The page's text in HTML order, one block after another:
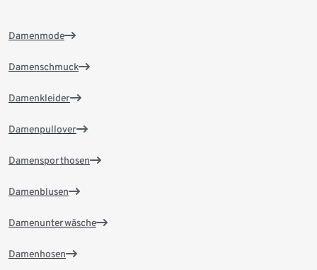
Damenmode
Damenschmuck
Damenkleider
Damenpullover
Damensporthosen
Damenblusen
Damenunterwäsche
Damenhosen